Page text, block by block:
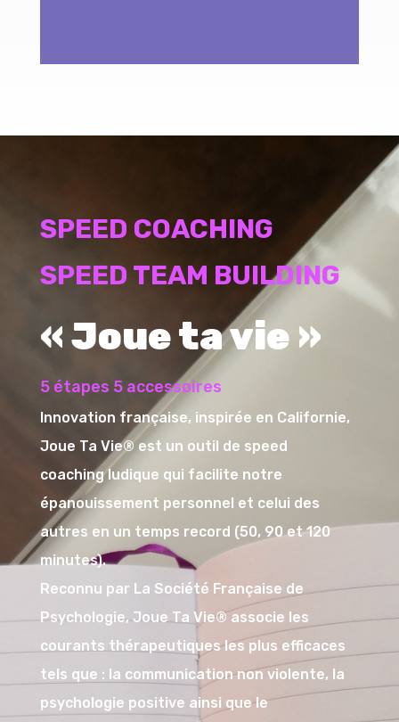
SPEED COACHING
SPEED TEAM BUILDING
« Joue ta vie »
5 étapes 5 accessoires
Innovation française, inspirée en Californie,
Joue Ta Vie® est un outil de speed
coaching ludique qui facilite notre
épanouissement personnel et celui des
autres en un temps record (50, 90 et 120
minutes).
Reconnu par La Société Française de
Psychologie, Joue Ta Vie® associe les
courants thérapeutiques les plus efficaces
tels que : la communication non violente, la
psychologie positive ainsi que le